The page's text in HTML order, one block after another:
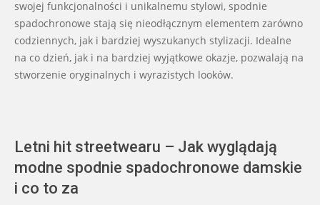
swojej funkcjonalności i unikalnemu stylowi, spodnie
spadochronowe stają się nieodłącznym elementem zarówno
codziennych, jak i bardziej wyszukanych stylizacji. Idealne
na co dzień, jak i na bardziej wyjątkowe okazje, pozwalają na
stworzenie oryginalnych i wyrazistych looków.
Letni hit streetwearu – Jak wyglądają
modne spodnie spadochronowe damskie
i co to za